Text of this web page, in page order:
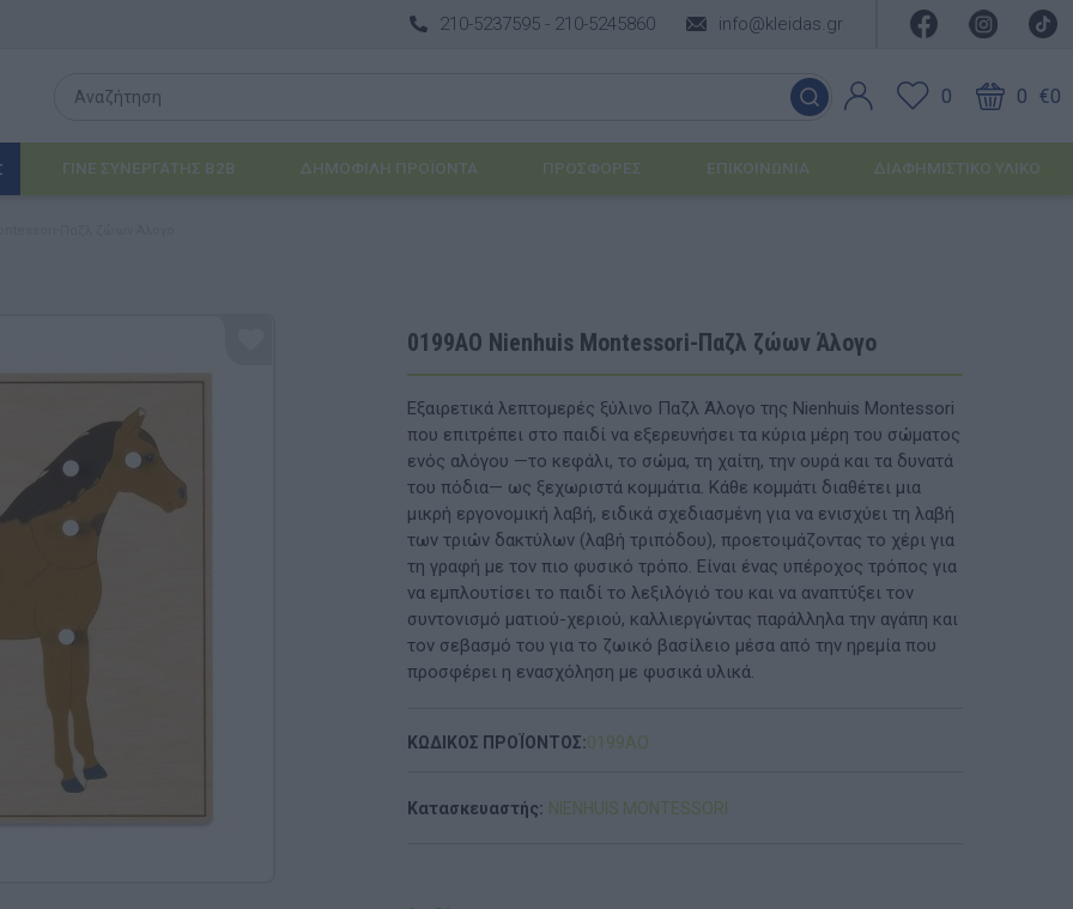
210-5237595 - 210-5245860 info@kleidas.gr
0 0 €0
ΈΠΙΠΛΑ & ΕΞΟΠΛΙΣΜΌΣ
Βασικός εξοπλισμός & Μονάδες Αποθήκευσης
Ιδέες για τις Απόκριες
Ιδέες για το Πάσχα
Καλοκαιρινές Επιλογές
ΙΔΈΕΣ ΓΙΑ ΒΆΠΤΙΣΗ
ΠΡΟΤΆΣΕΙΣ ΈΩΣ 20€
ΑΝΑΜΝΗΣΤΙΚΆ ΚΑΙ ΒΙΒΛΊΑ/ΈΝΤΥΠΑ ΣΧΟΛΙΚΏΝ
ΕΠΙΤΡΟΠΏΝ & ΣΧΟΛΙΚΏΝ ΜΟΝΆΔΩΝ
Έντυπα-Βιβλία Δημοτικών
ΓΙΝΕ ΣΥΝΕΡΓΑΤΗΣ B2B ΔΗΜΟΦΙΛΉ ΠΡΟΪΌΝΤΑ ΠΡΟΣΦΟΡΈΣ ΕΠΙΚΟΙΝΩΝΊΑ ΔΙΑΦΗΜΙΣΤΙΚΟ ΥΛΙΚΟ
0199ΑO Nienhuis Montessori-Παζλ ζώων Άλογο
Εξαιρετικά λεπτομερές ξύλινο Παζλ Άλογο της Nienhuis Montessori
που επιτρέπει στο παιδί να εξερευνήσει τα κύρια μέρη του σώματος
ενός αλόγου —το κεφάλι, το σώμα, τη χαίτη, την ουρά και τα δυνατά
του πόδια— ως ξεχωριστά κομμάτια. Κάθε κομμάτι διαθέτει μια
μικρή εργονομική λαβή, ειδικά σχεδιασμένη για να ενισχύει τη λαβή
των τριών δακτύλων (λαβή τριπόδου), προετοιμάζοντας το χέρι για
τη γραφή με τον πιο φυσικό τρόπο. Είναι ένας υπέροχος τρόπος για
να εμπλουτίσει το παιδί το λεξιλόγιό του και να αναπτύξει τον
συντονισμό ματιού-χεριού, καλλιεργώντας παράλληλα την αγάπη και
τον σεβασμό του για το ζωικό βασίλειο μέσα από την ηρεμία που
προσφέρει η ενασχόληση με φυσικά υλικά.
ΚΩΔΙΚΟΣ ΠΡΟΪΟΝΤΟΣ:0199ΑO
Κατασκευαστής: NIENHUIS MONTESSORI